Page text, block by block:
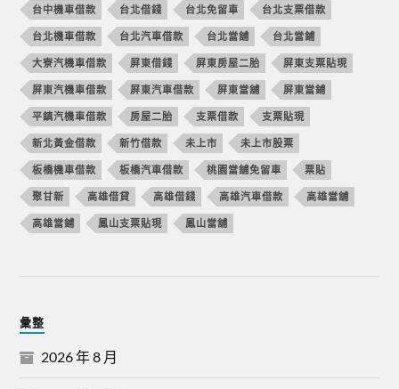
台中機車借款 台北借錢 台北免留車 台北支票借款
台北機車借款 台北汽車借款 台北當舖 台北當鋪
大寮汽機車借款 屏東借錢 屏東房屋二胎 屏東支票貼現
屏東汽機車借款 屏東汽車借款 屏東當舖 屏東當鋪
平鎮汽機車借款 房屋二胎 支票借款 支票貼現
新北黃金借款 新竹借款 未上市 未上市股票
板橋機車借款 板橋汽車借款 桃園當舖免留車 票貼
聚甘新 高雄借貸 高雄借錢 高雄汽車借款 高雄當舖
高雄當鋪 鳳山支票貼現 鳳山當舖
彙整
2026 年 8 月